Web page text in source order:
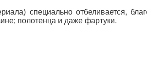
специально отбеливается,
полотенца и даже фартуки.